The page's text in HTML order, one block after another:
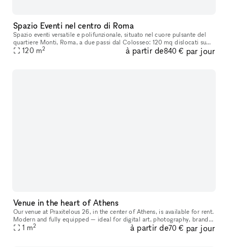
Spazio Eventi nel centro di Roma
Spazio eventi versatile e polifunzionale, situato nel cuore pulsante del
quartiere Monti, Roma, a due passi dal Colosseo: 120 mq dislocati su
due livelli si affacciano in una delle strade centrali pi
120 m2 à partir de840 € par jour
Venue in the heart of Athens
Our venue at Praxitelous 26, in the center of Athens, is available for rent.
Modern and fully equipped — ideal for digital art, photography, brand
activations, pop-ups, and presentations. 62 sq.m. ov
1 m2 à partir de70 € par jour